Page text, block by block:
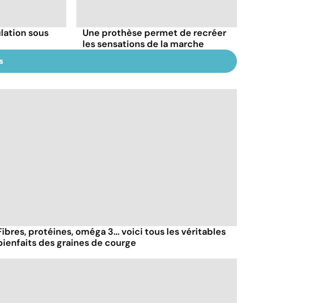
sous
Une prothèse permet de recréer
les sensations de la marche
protéines, oméga 3... voici tous les véritables
des graines de courge